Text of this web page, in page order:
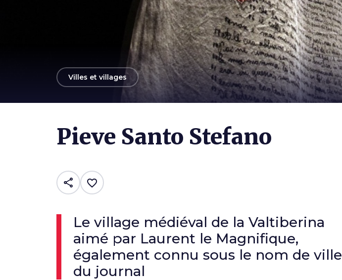
arrow_back
Villes et villages
Pieve Santo Stefano
share favorite_border
Le village médiéval de la Valtiberina
aimé par Laurent le Magnifique,
également connu sous le nom de ville
du journal